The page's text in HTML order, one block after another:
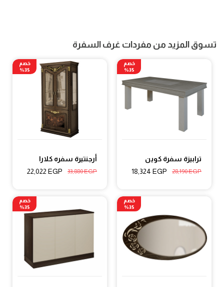
تسوق المزيد من مفردات غرف السفرة
ترابيزة سفرة كوين
28,190EGP
18,324 EGP
خصم
35%
أرجنتيرة سفره كلارا
33,880EGP
22,022 EGP
خصم
35%
خصم
35%
خصم
35%